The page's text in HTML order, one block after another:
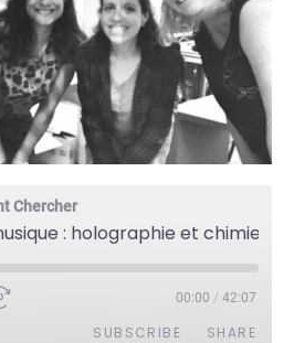
Chercher
00:00 / 42:07
SUBSCRIBE SHARE